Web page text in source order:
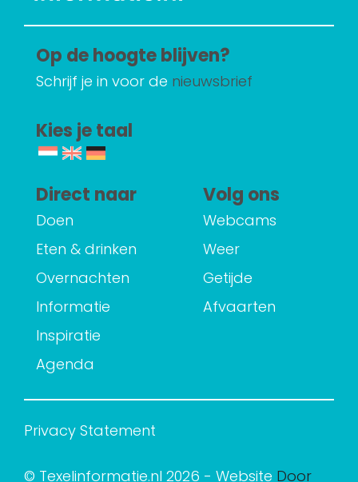
Op de hoogte blijven?
Schrijf je in voor de nieuwsbrief
Kies je taal
Direct naar
Doen
Eten & drinken
Overnachten
Informatie
Inspiratie
Agenda
Volg ons
Webcams
Weer
Getijde
Afvaarten
Privacy Statement
© Texelinformatie.nl 2026 - Website Door